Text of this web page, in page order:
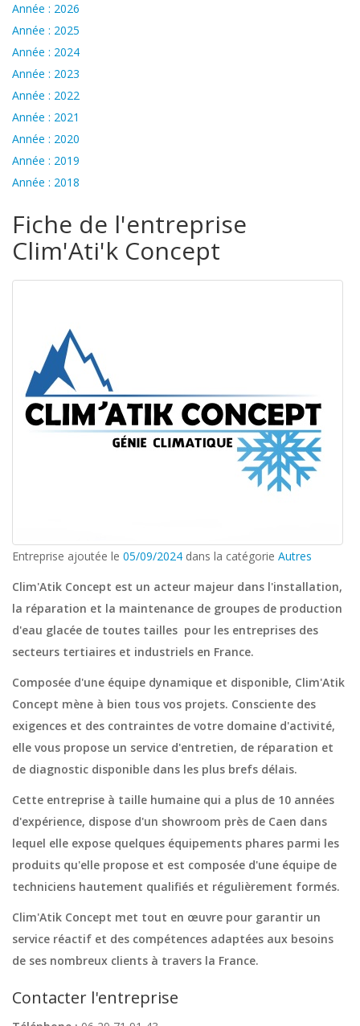
Année : 2026
Année : 2025
Année : 2024
Année : 2023
Année : 2022
Année : 2021
Année : 2020
Année : 2019
Année : 2018
Fiche de l'entreprise
Clim'Ati'k Concept
Entreprise ajoutée le 05/09/2024 dans la catégorie Autres
Clim'Atik Concept est un acteur majeur dans l'installation,
la réparation et la maintenance de groupes de production
d'eau glacée de toutes tailles pour les entreprises des
secteurs tertiaires et industriels en France.
Composée d'une équipe dynamique et disponible, Clim'Atik
Concept mène à bien tous vos projets. Consciente des
exigences et des contraintes de votre domaine d'activité,
elle vous propose un service d'entretien, de réparation et
de diagnostic disponible dans les plus brefs délais.
Cette entreprise à taille humaine qui a plus de 10 années
d'expérience, dispose d'un showroom près de Caen dans
lequel elle expose quelques équipements phares parmi les
produits qu'elle propose et est composée d'une équipe de
techniciens hautement qualifiés et régulièrement formés.
Clim'Atik Concept met tout en œuvre pour garantir un
service réactif et des compétences adaptées aux besoins
de ses nombreux clients à travers la France.
Contacter l'entreprise